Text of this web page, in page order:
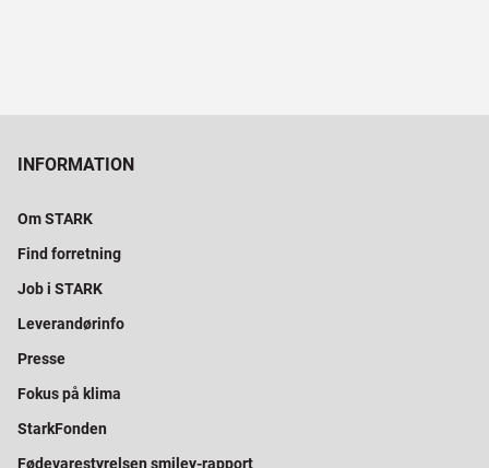
INFORMATION
Om STARK
Find forretning
Job i STARK
Leverandørinfo
Presse
Fokus på klima
StarkFonden
Fødevarestyrelsen smiley-rapport